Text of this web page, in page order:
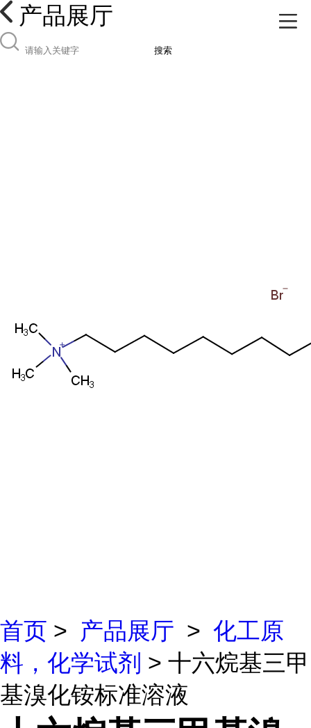
产品展厅
搜索
首页 > 产品展厅 > 化工原
料，化学试剂 > 十六烷基三甲
基溴化铵标准溶液